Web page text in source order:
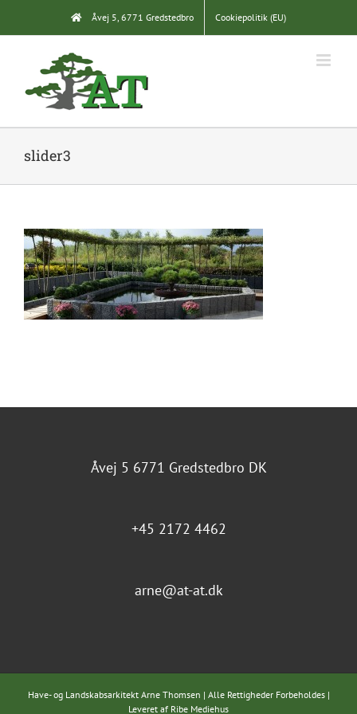
content
Åvej 5, 6771 Gredstedbro Cookiepolitik (EU)
slider3
Åvej 5 6771 Gredstedbro DK
+45 2172 4462
arne@at-at.dk
Have- og Landskabsarkitekt Arne Thomsen | Alle Rettigheder Forbeholdes |
Leveret af Ribe Mediehus